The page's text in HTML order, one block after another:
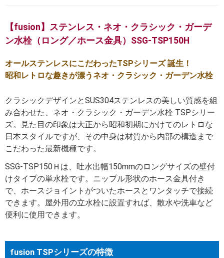
【fusion】ステンレス・ネオ・クラシック・ガーデ
ン水栓（ロング／ホース金具）SSG-TSP150H
オールステンレスにこだわったTSPシリーズ 誕生！
昭和レトロな趣きが漂うネオ・クラシック・ガーデン水栓
クラシックデザインとSUS304ステンレスの美しい質感を組
み合わせた、ネオ・クラシック・ガーデン水栓 TSPシリー
ズ。見た目の印象は大正から昭和初期にかけてのレトロな
日本スタイルですが、その中身は材質から内部の構造まで
こだわった最新機種です。
SSG-TSP150Ｈは、吐水出幅150mmのロングサイズの壁付
けタイプの単水栓です。ニップル形状のホース金具付き
で、ホースジョイントがついたホースとワンタッチで接続
できます。屋外用の立水栓に設置すれば、散水や洗車など
便利に使用できます。
fusion TSPシリーズの特徴